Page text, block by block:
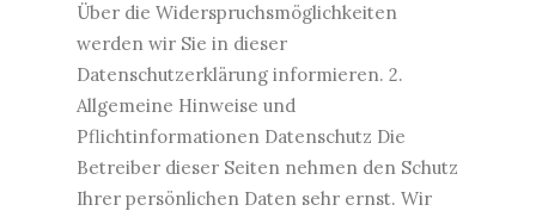
Über die Widerspruchsmöglichkeiten
werden wir Sie in dieser
Datenschutzerklärung informieren. 2.
Allgemeine Hinweise und
Pflichtinformationen Datenschutz Die
Betreiber dieser Seiten nehmen den Schutz
Ihrer persönlichen Daten sehr ernst. Wir